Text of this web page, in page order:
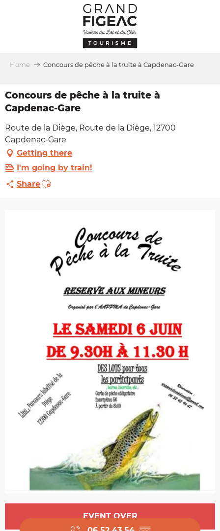
Home Concours de pêche à la truite à Capdenac-Gare
Concours de pêche à la truite à
Capdenac-Gare
Route de la Diège, Route de la Diège, 12700
Capdenac-Gare
Getting there
I'm going by train!
ShareAjouter aux favoris
Opening hours & contact details
EVENT OVER